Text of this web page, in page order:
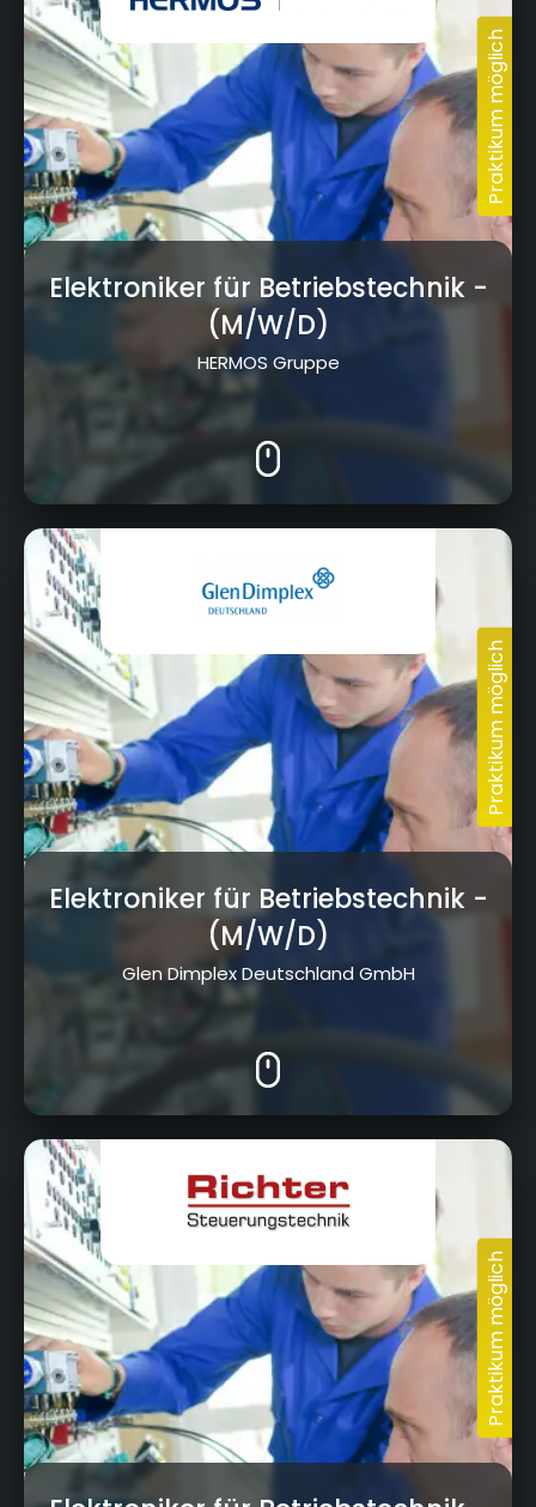
Elektroniker für Betriebstechnik-
(M/W/D)
HERMOS Gruppe
Elektroniker für Betriebstechnik-
(M/W/D)
Glen Dimplex Deutschland GmbH